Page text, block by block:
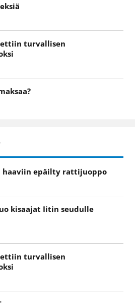
turvallisen
haaviin epäilty rattijuoppo
kisaajat Iitin seudulle
turvallisen